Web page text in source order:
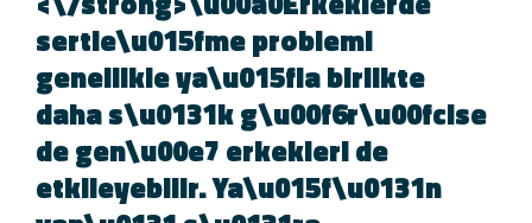
sertle\u015fme problemi
genellikle ya\u015fla birlikte
daha s\u0131k
de gen\u00e7 erkekleri de
etkileyebilir. Ya\u015f\u0131n